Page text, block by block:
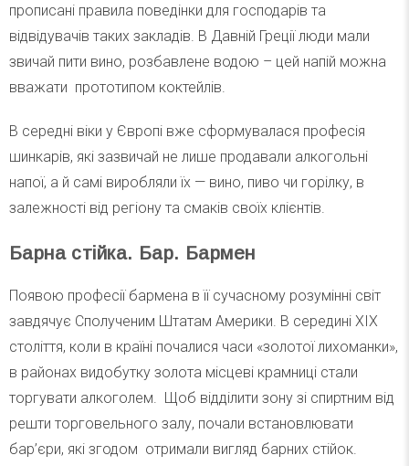
прописані правила поведінки для господарів та
відвідувачів таких закладів. В Давній Греції люди мали
звичай пити вино, розбавлене водою – цей напій можна
вважати прототипом коктейлів.
В середні віки у Європі вже сформувалася професія
шинкарів, які зазвичай не лише продавали алкогольні
напої, а й самі виробляли їх — вино, пиво чи горілку, в
залежності від регіону та смаків своїх клієнтів.
Барна стійка. Бар. Бармен
Появою професії бармена в її сучасному розумінні світ
завдячує Сполученим Штатам Америки. В середині XIX
століття, коли в країні почалися часи «золотої лихоманки»,
в районах видобутку золота місцеві крамниці стали
торгувати алкоголем. Щоб відділити зону зі спиртним від
решти торговельного залу, почали встановлювати
бар’єри, які згодом отримали вигляд барних стійок.